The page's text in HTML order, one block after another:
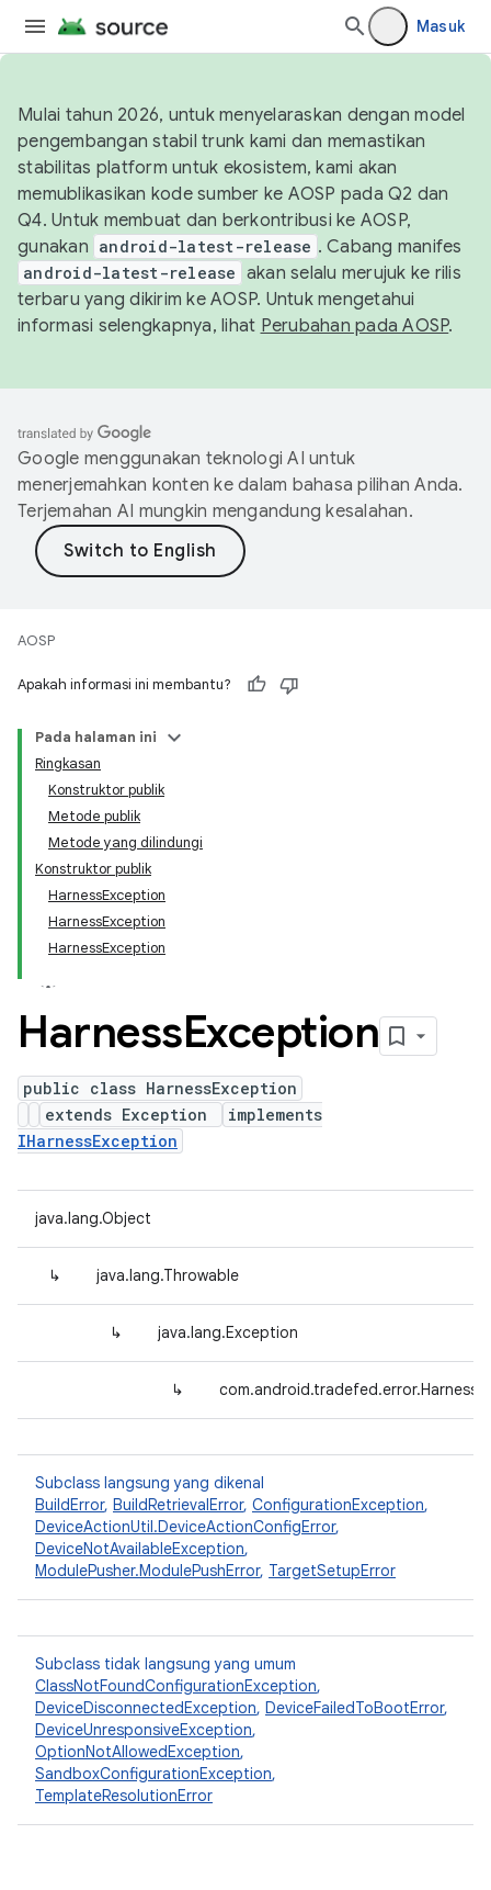
Masuk
Mulai tahun 2026, untuk menyelaraskan dengan model
pengembangan stabil trunk kami dan memastikan
stabilitas platform untuk ekosistem, kami akan
memublikasikan kode sumber ke AOSP pada Q2 dan
Q4. Untuk membuat dan berkontribusi ke AOSP,
gunakan android-latest-release . Cabang manifes
android-latest-release akan selalu merujuk ke rilis
terbaru yang dikirim ke AOSP. Untuk mengetahui
informasi selengkapnya, lihat Perubahan pada AOSP.
Google menggunakan teknologi AI untuk
menerjemahkan konten ke dalam bahasa pilihan Anda.
Terjemahan AI mungkin mengandung kesalahan.
AOSP
Apakah informasi ini membantu?
Pada halaman ini
Ringkasan
Konstruktor publik
Metode publik
Metode yang dilindungi
Konstruktor publik
HarnessException
HarnessException
HarnessException
HarnessException
public class HarnessException
extends Exception
implements
IHarnessException
java.lang.Object
↳ java.lang.Throwable
↳ java.lang.Exception
↳
Subclass langsung yang dikenal
BuildError, BuildRetrievalError, ConfigurationException,
DeviceActionUtil.DeviceActionConfigError,
DeviceNotAvailableException,
ModulePusher.ModulePushError, TargetSetupError
Subclass tidak langsung yang umum
ClassNotFoundConfigurationException,
DeviceDisconnectedException, DeviceFailedToBootError,
DeviceUnresponsiveException,
OptionNotAllowedException,
SandboxConfigurationException,
TemplateResolutionError